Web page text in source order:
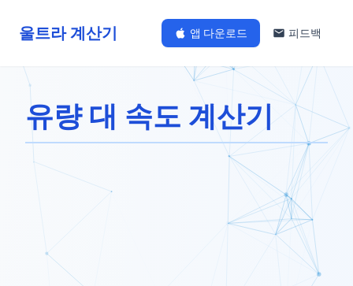
울트라 계산기 앱 다운로드 피드백
유량 대 속도 계산기